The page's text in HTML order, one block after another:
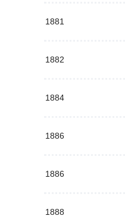
1881
1882
1884
1886
1886
1888